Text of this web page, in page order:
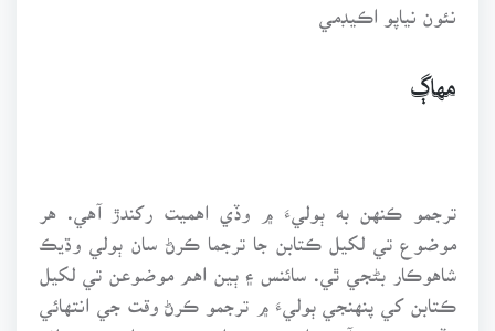
نئون نياپو اڪيڊمي
مهاڳ
ترجمو ڪنهن به ٻوليءَ ۾ وڏي اهميت رکندڙ آهي. هر
موضوع تي لکيل ڪتابن جا ترجما ڪرڻ سان ٻولي وڌيڪ
شاهوڪار بڻجي ٿي. سائنس ۽ ٻين اهم موضوعن تي لکيل
ڪتابن کي پنهنجي ٻوليءَ ۾ ترجمو ڪرڻ وقت جي انتهائي
وڏي ضرورت آهي. اهڙي ريت ادب جي ميدان ۾ مختلف